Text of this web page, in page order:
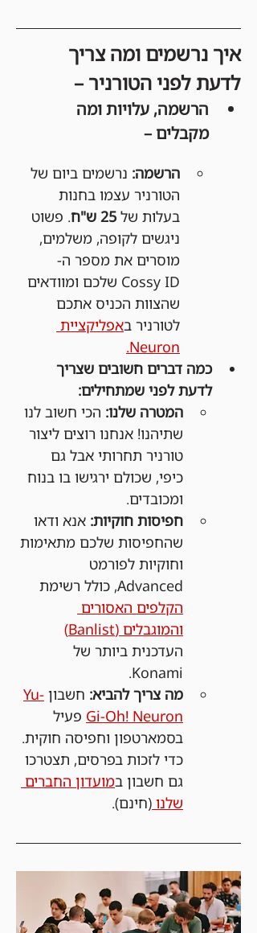
איך נרשמים ומה צריך
לדעת לפני הטורניר –
הרשמה, עלויות ומה
מקבלים –
הרשמה: נרשמים ביום של
הטורניר עצמו בחנות
בעלות של 25 ש"ח
. פשוט
ניגשים לקופה, משלמים,
מוסרים את מספר ה-
Cossy ID שלכם ומוודאים
שהצוות הכניס אתכם
לטורניר באפליקציית
Neuron.
כמה דברים חשובים שצריך
לדעת לפני שמתחילים:
המטרה שלנו: הכי חשוב לנו
שתיהנו! אנחנו רוצים ליצור
טורניר תחרותי אבל גם
כיפי, שכולם ירגישו בו בנוח
ומכובדים.
חפיסות חוקיות: אנא ודאו
שהחפיסות שלכם מתאימות
וחוקיות לפורמט
Advanced, כולל רשימת
הקלפים האסורים
והמוגבלים (Banlist)
העדכנית ביותר של
Konami.
מה צריך להביא: חשבון Yu-
Gi-Oh! Neuron פעיל
בסמארטפון וחפיסה חוקית.
כדי לזכות בפרסים, תצטרכו
גם חשבון במועדון החברים
שלנו (חינם).